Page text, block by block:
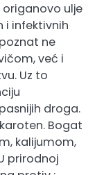
ulje
i infektivnih
ne
već i
Uz to
droga.
Bogat
kalijumom,
prirodnoj